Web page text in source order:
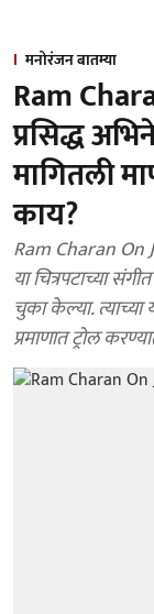
मनोरंजन बातम्या
Ram
प्रसिद्ध
मागितली
काय?
Ram Charan On
या चित्रपटाच्या
चुका केल्या. त्याच्या
प्रमाणात ट्रोल